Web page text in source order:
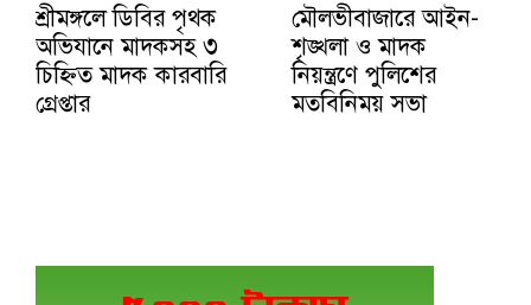
শ্রীমঙ্গলে ডিবির পৃথক
অভিযানে মাদকসহ ৩
চিহ্নিত মাদক কারবারি
গ্রেপ্তার
মৌলভীবাজারে আইন-
শৃঙ্খলা ও মাদক
নিয়ন্ত্রণে পুলিশের
মতবিনিময় সভা